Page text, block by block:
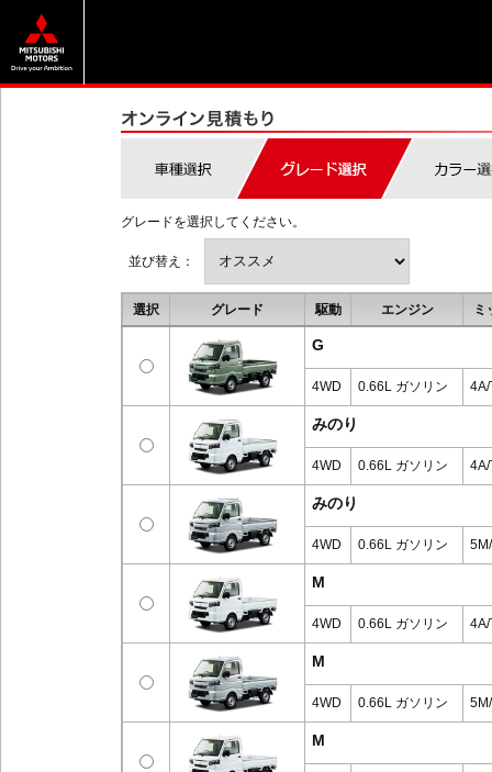
グレードを選択してください。
並び替え：
選択 グレード 駆動 エンジン ミ
G
4WD 0.66L ガソリン 4A/
みのり
4WD 0.66L ガソリン 4A/
みのり
4WD 0.66L ガソリン
M
4WD 0.66L ガソリン 4A/
M
4WD 0.66L ガソリン
M